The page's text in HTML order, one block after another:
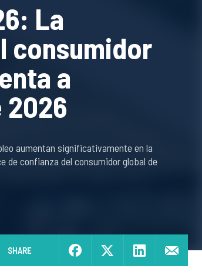
La
consumidor
a
aumentan significativamente en la
de confianza del consumidor global de
SHARE